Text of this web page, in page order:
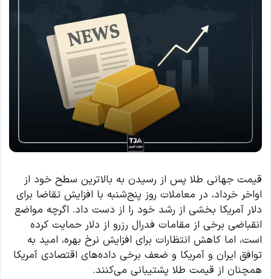
قیمت جهانی طلا پس از رسیدن به بالاترین سطح خود از
اواخر خرداد، در معاملات روز پنج‌شنبه با افزایش تقاضا برای
دلار آمریکا بخشی از رشد خود را از دست داد. اگرچه مواضع
انقباضی برخی از مقامات فدرال رزرو از دلار حمایت کرده
است، اما کاهش انتظارات برای افزایش نرخ بهره، امید به
توافق ایران و آمریکا و ضعف برخی داده‌های اقتصادی آمریکا
همچنان از قیمت طلا پشتیبانی می‌کنند.